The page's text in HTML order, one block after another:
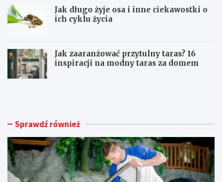
Jak długo żyje osa i inne ciekawostki o
ich cyklu życia
Jak zaaranżować przytulny taras? 16
inspiracji na modny taras za domem
U
m
n
i
e
c
I
s
t
u
e
Sprawdź również